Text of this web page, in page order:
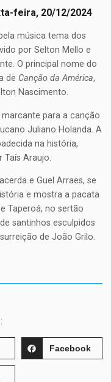
feira, 20/12/2024
música tema dos
por Selton Mello e
O principal nome do
de Canção da América,
Nascimento.
para a canção
Juliano Holanda. A
na história,
Taís Araujo.
e Guel Arraes, se
e mostra a pacata
Taperoá, no sertão
santinhos esculpidos
de João Grilo.
Facebook